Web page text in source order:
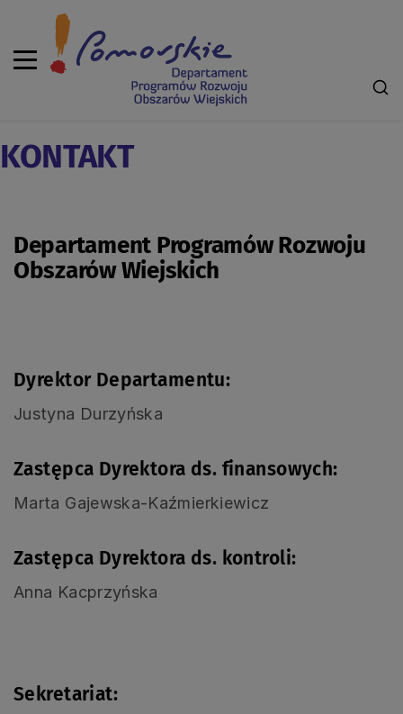
KONTAKT
Departament Programów Rozwoju
Obszarów Wiejskich
Dyrektor Departamentu:
Justyna Durzyńska
Zastępca Dyrektora ds. finansowych:
Marta Gajewska-Kaźmierkiewicz
Zastępca Dyrektora ds. kontroli:
Anna Kacprzyńska
Sekretariat: